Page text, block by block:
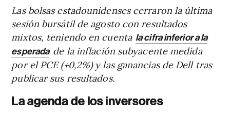
Las bolsas estadounidenses cerraron la última
sesión bursátil de agosto con resultados
mixtos, teniendo en cuenta la cifra inferior a la
esperada de la inflación subyacente medida
por el PCE (+0,2%) y las ganancias de Dell tras
publicar sus resultados.
La agenda de los inversores